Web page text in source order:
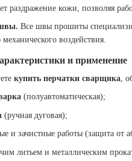
раздражение кожи, позволяя
Все швы прошиты
воздействия.
и применение
купить перчатки сварщика,
(полуавтоматическая);
(ручная дуговая);
и зачистные работы (защита от
литьем и металлическим